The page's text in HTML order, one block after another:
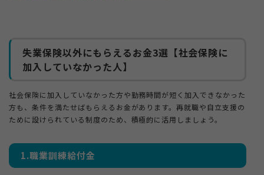
失業保険以外にもらえるお金3選【社会保険に
加入していなかった人】
社会保険に加入していなかった方や勤務時間が短く加入できなかった
方も、条件を満たせばもらえるお金があります。再就職や自立支援の
ために設けられている制度のため、積極的に活用しましょう。
1.職業訓練給付金